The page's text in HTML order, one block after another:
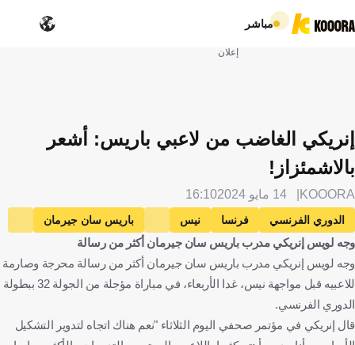
مباشر
إعلان
إنريكي الغاضب من لاعبي باريس: أشعر
بالاشمئزاز!
KOOORA 14 مايو 2024 16:10
الدوري الفرنسي فرنسا نيس
باريس سان جيرمان
لويس إنريكي
إسبانيا كرة قدم
وجه لويس إنريكي مدرب باريس سان جيرمان أكثر من رسالة
وجه لويس إنريكي مدرب باريس سان جيرمان أكثر من رسالة محرجة وصارمة
للاعبيه قبل مواجهة نيس، غدا الأربعاء، في مباراة مؤجلة من الجولة 32 ببطولة
الدوري الفرنسي.
قال إنريكي في مؤتمر صحفي اليوم الثلاثاء "نعم هناك اتجاه لتدوير التشكيل